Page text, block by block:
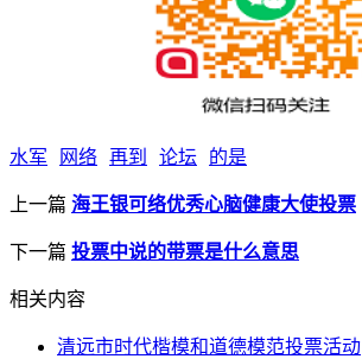
水军 网络 再到 论坛 的是
上一篇 海王银可络优秀心脑健康大使投票
下一篇 投票中说的带票是什么意思
相关内容
清远市时代楷模和道德模范投票活动